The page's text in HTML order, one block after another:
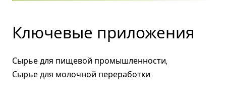
Ключевые приложения
Сырье для пищевой промышленности,
Сырье для молочной переработки